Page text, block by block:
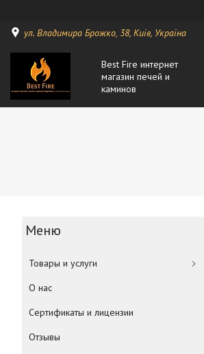
ул. Владимира Брожко, 38, Київ, Україна
Best Fire интернет
магазин печей и
каминов
Товары и услуги
О нас
Сертификаты и лицензии
Отзывы